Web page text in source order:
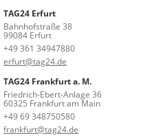
TAG24 Erfurt
Bahnhofstraße 38
99084 Erfurt
+49 361 34947880
erfurt@tag24.de
TAG24 Frankfurt a. M.
Friedrich-Ebert-Anlage 36
60325 Frankfurt am Main
+49 69 348750580
frankfurt@tag24.de